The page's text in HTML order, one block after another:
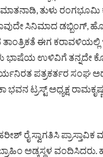
ತುಳು ರಂಗಭೂಮಿ
ಸಿನಿಮಾದ ಡಬ್ಬಿಂಗ್,
ಈಗ ಕರಾವಳಿಯಲ್ಲಿ
ಭಾಷೆಯ ಉಳಿವಿಗೆ ತನ್ನದೇ
ಪತ್ರಕರ್ತರ ಸಂಘ
ಟ್ರಸ್ಟ್ ಅಧ್ಯಕ್ಷ
ರೈ ಸ್ವಾಗತಿಸಿ
ಅಡ್ಕಸ್ಥಳ ವಂದಿಸಿದರು.